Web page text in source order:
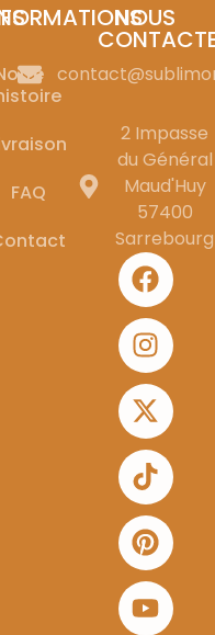
FAQ
NOUS
2 Impasse
du Général
Maud'Huy
57400
Sarrebourg